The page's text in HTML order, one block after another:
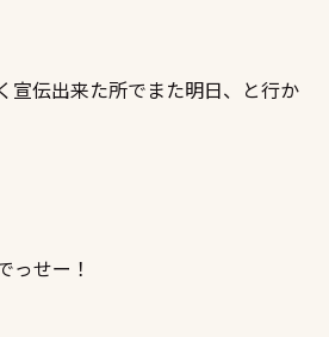
宣伝出来た所でまた明日、と行か
っせー！